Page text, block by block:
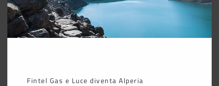
Fintel Gas e Luce diventa Alperia